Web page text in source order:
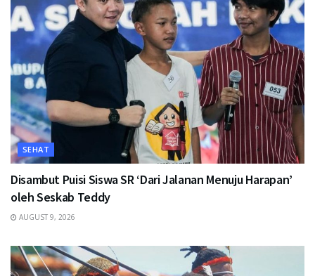
SEHAT
Disambut Puisi Siswa SR ‘Dari Jalanan Menuju Harapan’
oleh Seskab Teddy
AUGUST 9, 2026